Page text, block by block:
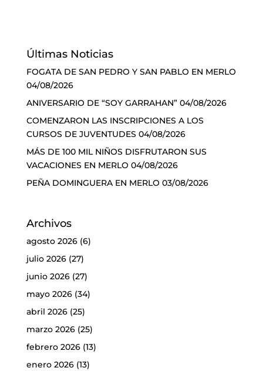
Últimas Noticias
FOGATA DE SAN PEDRO Y SAN PABLO EN MERLO
04/08/2026
ANIVERSARIO DE “SOY GARRAHAN” 04/08/2026
COMENZARON LAS INSCRIPCIONES A LOS
CURSOS DE JUVENTUDES 04/08/2026
MÁS DE 100 MIL NIÑOS DISFRUTARON SUS
VACACIONES EN MERLO 04/08/2026
PEÑA DOMINGUERA EN MERLO 03/08/2026
Archivos
agosto 2026(6)
julio 2026(27)
junio 2026(27)
mayo 2026(34)
abril 2026(25)
marzo 2026(25)
febrero 2026(13)
enero 2026(13)